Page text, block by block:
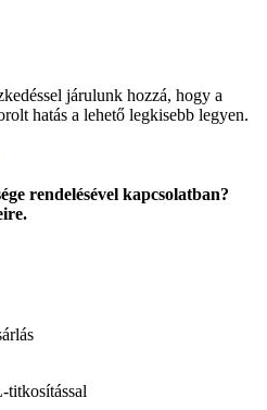
járulunk hozzá, hogy a
hatás a lehető legkisebb legyen.
rendelésével kapcsolatban?
titkosítással